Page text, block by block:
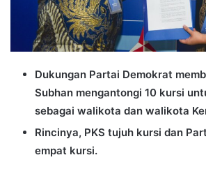
Dukungan Partai Demokrat
Subhan mengantongi 10 kursi
sebagai walikota dan walikota
Rincinya, PKS tujuh kursi dan
empat kursi.